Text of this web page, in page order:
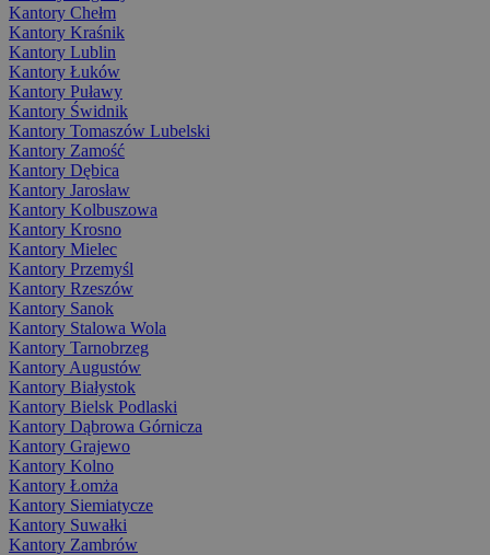
Kantory Chełm
Kantory Kraśnik
Kantory Lublin
Kantory Łuków
Kantory Puławy
Kantory Świdnik
Kantory Tomaszów Lubelski
Kantory Zamość
Kantory Dębica
Kantory Jarosław
Kantory Kolbuszowa
Kantory Krosno
Kantory Mielec
Kantory Przemyśl
Kantory Rzeszów
Kantory Sanok
Kantory Stalowa Wola
Kantory Tarnobrzeg
Kantory Augustów
Kantory Białystok
Kantory Bielsk Podlaski
Kantory Dąbrowa Górnicza
Kantory Grajewo
Kantory Kolno
Kantory Łomża
Kantory Siemiatycze
Kantory Suwałki
Kantory Zambrów